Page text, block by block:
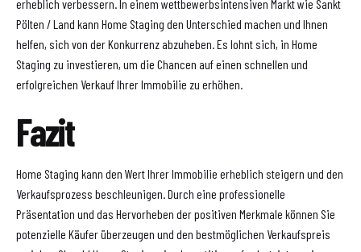
erheblich verbessern. In einem wettbewerbsintensiven Markt wie Sankt
Pölten / Land kann Home Staging den Unterschied machen und Ihnen
helfen, sich von der Konkurrenz abzuheben. Es lohnt sich, in Home
Staging zu investieren, um die Chancen auf einen schnellen und
erfolgreichen Verkauf Ihrer Immobilie zu erhöhen.
Fazit
Home Staging kann den Wert Ihrer Immobilie erheblich steigern und den
Verkaufsprozess beschleunigen. Durch eine professionelle
Präsentation und das Hervorheben der positiven Merkmale können Sie
potenzielle Käufer überzeugen und den bestmöglichen Verkaufspreis